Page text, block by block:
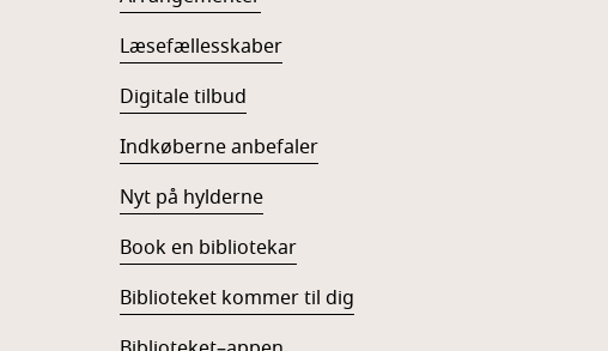
Læsefællesskaber
Digitale tilbud
Indkøberne anbefaler
Nyt på hylderne
Book en bibliotekar
Biblioteket kommer til dig